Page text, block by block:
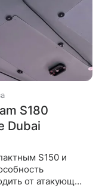
S180
Dubai
S150 и
от атакующих